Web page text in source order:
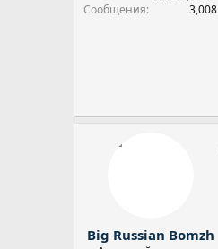
Сообщения
3,008
Big Russian Bomzh